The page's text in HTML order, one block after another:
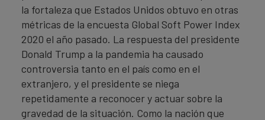
la fortaleza que Estados Unidos obtuvo en otras
métricas de la encuesta Global Soft Power Index
2020 el año pasado. La respuesta del presidente
Donald Trump a la pandemia ha causado
controversia tanto en el país como en el
extranjero, y el presidente se niega
repetidamente a reconocer y actuar sobre la
gravedad de la situación. Como la nación que